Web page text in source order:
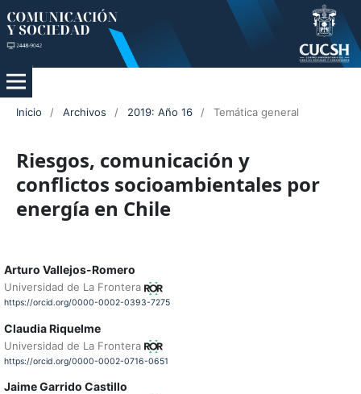
Inicio / Archivos / 2019: Año 16 / Temática general
Riesgos, comunicación y
conflictos socioambientales por
energía en Chile
Arturo Vallejos-Romero
Universidad de La Frontera
https://orcid.org/0000-0002-0393-7275
Claudia Riquelme
Universidad de La Frontera
https://orcid.org/0000-0002-0716-0651
Jaime Garrido Castillo